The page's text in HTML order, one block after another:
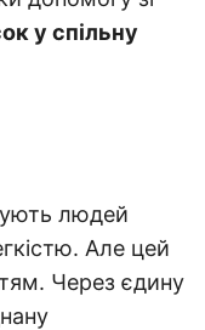
у спільну
людей
Але цей
Через єдину